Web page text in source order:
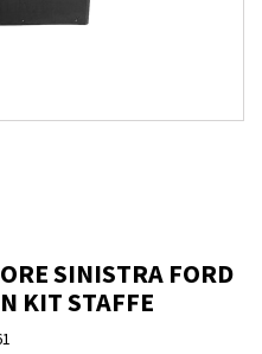
SINISTRA FORD
KIT STAFFE